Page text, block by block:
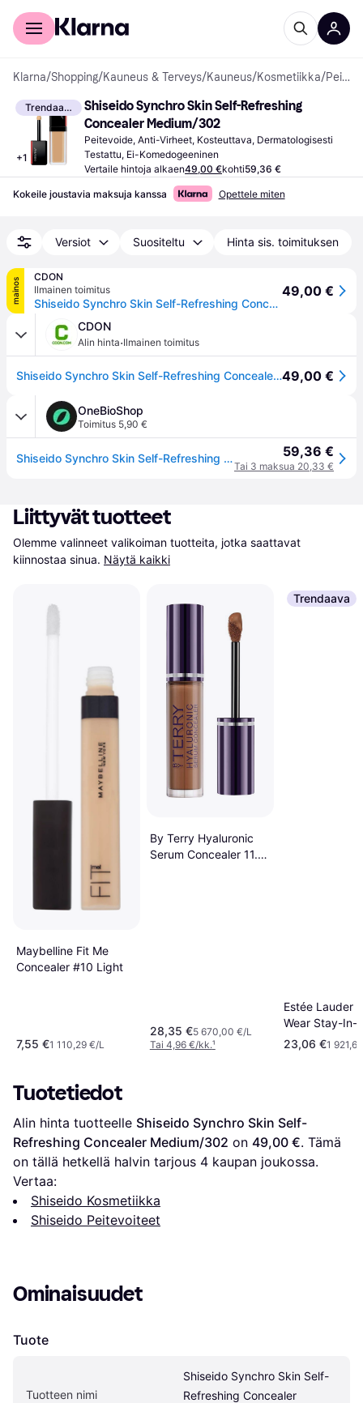
Kuluttajille
Klarna/Shopping/Kauneus & Terveys/Kauneus/Kosmetiikka/ Peitevoiteet
Trendaava
+1
Shiseido Synchro Skin Self-Refreshing
Concealer Medium/302
Peitevoide, Anti-Virheet, Kosteuttava, Dermatologisesti
Testattu, Ei-Komedogeeninen
Vertaile hintoja alkaen49,00 €kohti59,36 €
Kokeile joustavia maksuja kanssa Opettele miten
Versiot Suositeltu Hinta sis. toimituksen
mainos
CDON
Ilmainen toimitus
Shiseido Synchro Skin Self-Refreshing Concealer 302 Medium
49,00 €
CDON
Alin hinta·Ilmainen toimitus
Shiseido Synchro Skin Self-Refreshing Concealer 302 Medium49,00 €
OneBioShop
Toimitus 5,90 €
Shiseido Synchro Skin Self-Refreshing Concealer 302 Medium 59,36 €
Tai 3 maksua 20,33 €
Liittyvät tuotteet
Olemme valinneet valikoiman tuotteita, jotka saattavat
kiinnostaa sinua. Näytä kaikki
Maybelline Fit Me
Concealer #10 Light
7,55 €1 110,29 €/L
By Terry Hyaluronic
Serum Concealer 11.
28,35 €5 670,00 €/L
Tai 4,96 €/kk.¹
Trendaava
Estée Lauder
Wear Stay-In-
Concealer 3C
23,06 €1
Tuotetiedot
Alin hinta tuotteelle Shiseido Synchro Skin Self-
Refreshing Concealer Medium/302 on 49,00 €. Tämä
on tällä hetkellä halvin tarjous 4 kaupan joukossa.
Vertaa:
Shiseido Kosmetiikka
Shiseido Peitevoiteet
Ominaisuudet
Tuote
Tuotteen nimi
Shiseido Synchro Skin Self-
Refreshing Concealer